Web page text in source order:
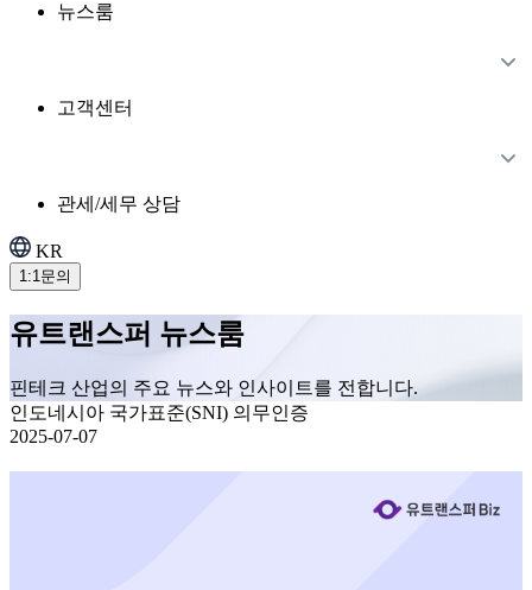
뉴스룸
고객센터
관세/세무 상담
KR
1:1문의
유트랜스퍼 뉴스룸
핀테크 산업의 주요 뉴스와 인사이트를 전합니다.
인도네시아 국가표준(SNI) 의무인증
2025-07-07